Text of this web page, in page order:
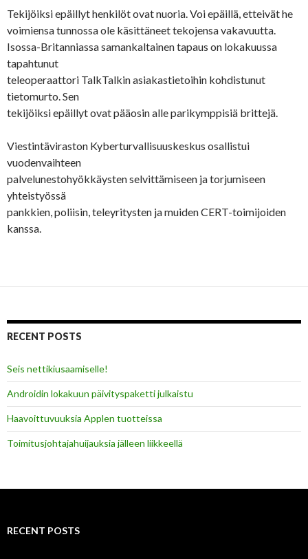
Tekijöiksi epäillyt henkilöt ovat nuoria. Voi epäillä, etteivät he
voimiensa tunnossa ole käsittäneet tekojensa vakavuutta.
Isossa-Britanniassa samankaltainen tapaus on lokakuussa
tapahtunut
teleoperaattori TalkTalkin asiakastietoihin kohdistunut
tietomurto. Sen
tekijöiksi epäillyt ovat pääosin alle parikymppisiä brittejä.
Viestintäviraston Kyberturvallisuuskeskus osallistui
vuodenvaihteen
palvelunestohyökkäysten selvittämiseen ja torjumiseen
yhteistyössä
pankkien, poliisin, teleyritysten ja muiden CERT-toimijoiden
kanssa.
RECENT POSTS
Seis nettikiusaamiselle!
Androidin lokakuun päivityspaketti julkaistu
Haavoittuvuuksia Applen tuotteissa
Toimitusjohtajahuijauksia jälleen liikkeellä
RECENT POSTS